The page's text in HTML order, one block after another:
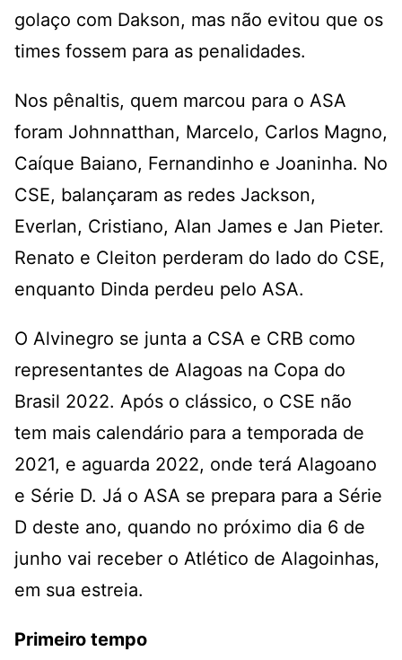
golaço com Dakson, mas não evitou que os
times fossem para as penalidades.
Nos pênaltis, quem marcou para o ASA
foram Johnnatthan, Marcelo, Carlos Magno,
Caíque Baiano, Fernandinho e Joaninha. No
CSE, balançaram as redes Jackson,
Everlan, Cristiano, Alan James e Jan Pieter.
Renato e Cleiton perderam do lado do CSE,
enquanto Dinda perdeu pelo ASA.
O Alvinegro se junta a CSA e CRB como
representantes de Alagoas na Copa do
Brasil 2022. Após o clássico, o CSE não
tem mais calendário para a temporada de
2021, e aguarda 2022, onde terá Alagoano
e Série D. Já o ASA se prepara para a Série
D deste ano, quando no próximo dia 6 de
junho vai receber o Atlético de Alagoinhas,
em sua estreia.
Primeiro tempo